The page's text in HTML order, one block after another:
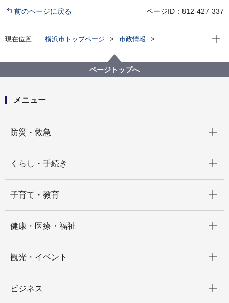
前のページに戻る ページID：812-427-337
現在位置 横浜市トップページ
市政情報
にぎわいスポーツ文化局の紹介
にぎわいスポーツ文化局の事業計画
令和７年度 にぎわいスポーツ文化局事業計画
現在
ページトップへ
メニュー
防災・救急
くらし・手続き
子育て・教育
健康・医療・福祉
観光・イベント
ビジネス